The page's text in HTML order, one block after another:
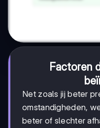
Factoren
Net zoals jij beter
omstandigheden,
beter of slechter